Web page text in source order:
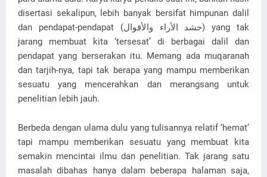
disertasi sekalipun, lebih banyak bersifat himpunan dalil
dan pendapat-pendapat (حشد الأراء والأقوال) yang tak
jarang membuat kita ‘tersesat’ di berbagai dalil dan
pendapat yang berserakan itu. Memang ada muqaranah
dan tarjih-nya, tapi tak berapa yang mampu memberikan
sesuatu yang mencerahkan dan merangsang untuk
penelitian lebih jauh.
Berbeda dengan ulama dulu yang tulisannya relatif ‘hemat’
tapi mampu memberikan sesuatu yang membuat kita
semakin mencintai ilmu dan penelitian. Tak jarang satu
masalah dibahas hanya dalam beberapa halaman saja,